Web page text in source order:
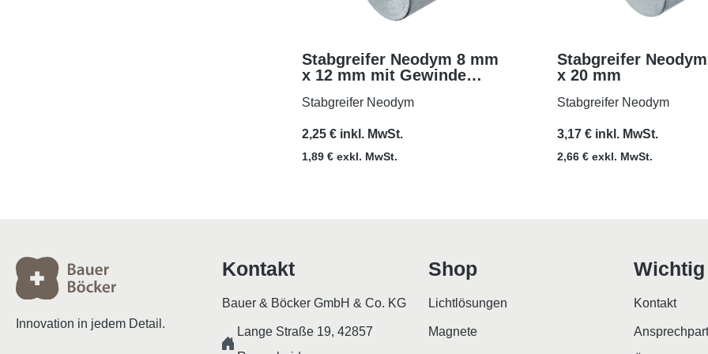
MEHR
Stabgreifer Neodym 8 mm
x 12 mm mit Gewinde
Stabgreifer Neodym
2,25 € inkl. MwSt.
1,89 € exkl. MwSt.
Stabgreifer
x 20 mm
Stabgreifer Neodym
3,17 € inkl. MwSt.
2,66 € exkl. MwSt.
Innovation in jedem Detail.
Kontakt
Bauer & Böcker GmbH & Co. KG
Lange Straße 19, 42857
Shop
Lichtlösungen
Magnete
Wichtig
Kontakt